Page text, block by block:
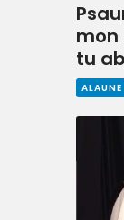
mon
tu
ALAUNE